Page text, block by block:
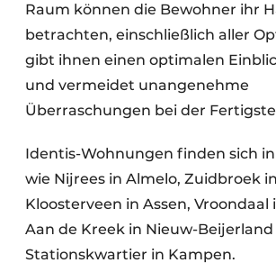
Raum können die Bewohner ihr
betrachten, einschließlich aller
gibt ihnen einen optimalen
und vermeidet unangenehme
Überraschungen bei der
Identis-Wohnungen finden sich
wie Nijrees in Almelo, Zuidbroek
Kloosterveen in Assen, Vroondaal
Aan de Kreek in Nieuw-
Stationskwartier in Kampen.